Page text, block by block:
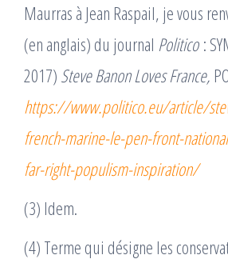
Maurras à Jean Raspail, je vous
(en anglais) du journal Politico :
2017) Steve Banon Loves France,
https://www.politico.eu/article/
french-marine-le-pen-front-
far-right-populism-inspiration/
(3) Idem.
(4) Terme qui désigne les